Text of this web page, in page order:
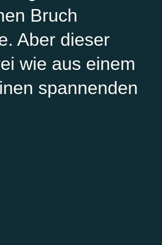
Bruch
Aber dieser
wie aus einem
spannenden